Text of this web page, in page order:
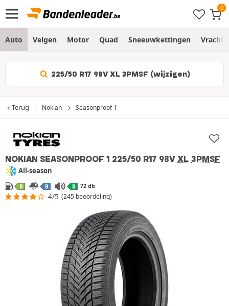
Auto Velgen Motor Quad Sneeuwkettingen
225/50 R17 98V XL 3PMSF (wijzigen)
Terug Nokian Seasonproof 1
NOKIAN SEASONPROOF 1 225/50 R17 98V XL 3PMSF
All-season
B B B 72 db
4/5 (245 beoordeling)